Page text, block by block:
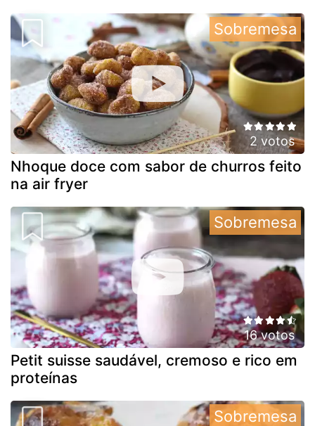
2 votos
Nhoque doce com sabor de churros feito
na air fryer
Sobremesa
16 votos
Petit suisse saudável, cremoso e rico em
proteínas
Sobremesa
Sobremesa